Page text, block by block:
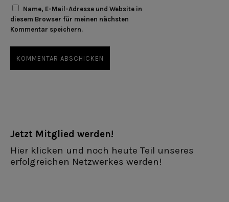
Name, E-Mail-Adresse und Website in
diesem Browser für meinen nächsten
Kommentar speichern.
Jetzt Mitglied werden!
Hier klicken und noch heute Teil unseres
erfolgreichen Netzwerkes werden!